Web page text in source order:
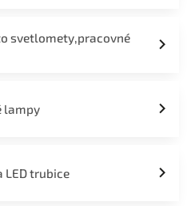
svetlomety,pracovné
lampy
LED trubice